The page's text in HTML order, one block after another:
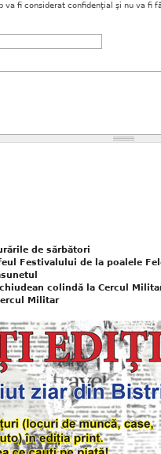
va fi considerat confidenţial şi nu va fi
de sărbători
Festivalului de la poalele
colindă la Cercul
Militar